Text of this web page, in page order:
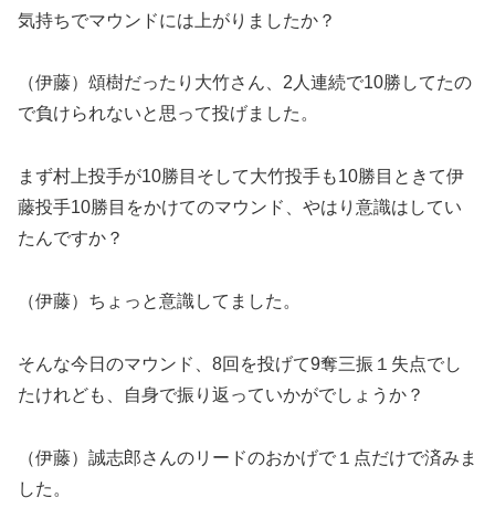
気持ちでマウンドには上がりましたか？
（伊藤）頌樹だったり大竹さん、2人連続で10勝してたの
で負けられないと思って投げました。
まず村上投手が10勝目そして大竹投手も10勝目ときて伊
藤投手10勝目をかけてのマウンド、やはり意識はしてい
たんですか？
（伊藤）ちょっと意識してました。
そんな今日のマウンド、8回を投げて9奪三振１失点でし
たけれども、自身で振り返っていかがでしょうか？
（伊藤）誠志郎さんのリードのおかげで１点だけで済みま
した。